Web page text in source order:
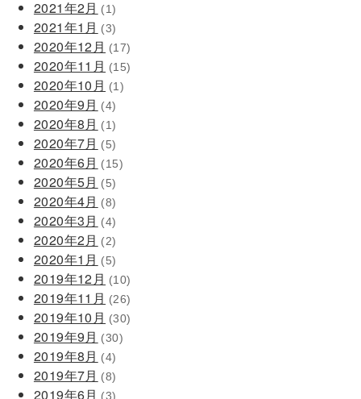
2021年2月 (1)
2021年1月 (3)
2020年12月 (17)
2020年11月 (15)
2020年10月 (1)
2020年9月 (4)
2020年8月 (1)
2020年7月 (5)
2020年6月 (15)
2020年5月 (5)
2020年4月 (8)
2020年3月 (4)
2020年2月 (2)
2020年1月 (5)
2019年12月 (10)
2019年11月 (26)
2019年10月 (30)
2019年9月 (30)
2019年8月 (4)
2019年7月 (8)
2019年6月 (3)